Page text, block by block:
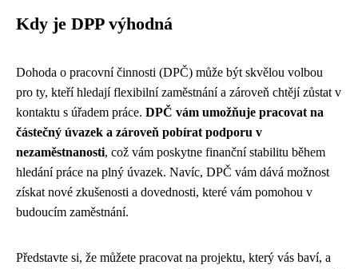
Kdy je DPP výhodná
Dohoda o pracovní činnosti (DPČ) může být skvělou volbou
pro ty, kteří hledají flexibilní zaměstnání a zároveň chtějí zůstat v
kontaktu s úřadem práce. DPČ vám umožňuje pracovat na
částečný úvazek a zároveň pobírat podporu v
nezaměstnanosti, což vám poskytne finanční stabilitu během
hledání práce na plný úvazek. Navíc, DPČ vám dává možnost
získat nové zkušenosti a dovednosti, které vám pomohou v
budoucím zaměstnání.
Představte si, že můžete pracovat na projektu, který vás baví, a